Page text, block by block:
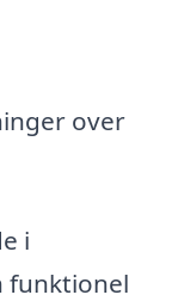
over
i
funktionel